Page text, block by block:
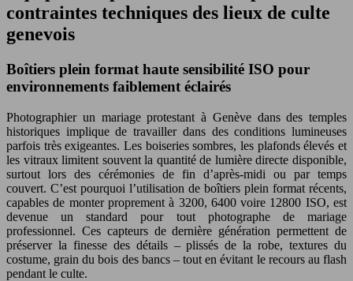
contraintes techniques des lieux de culte
genevois
Boîtiers plein format haute sensibilité ISO pour
environnements faiblement éclairés
Photographier un mariage protestant à Genève dans des temples
historiques implique de travailler dans des conditions lumineuses
parfois très exigeantes. Les boiseries sombres, les plafonds élevés et
les vitraux limitent souvent la quantité de lumière directe disponible,
surtout lors des cérémonies de fin d’après-midi ou par temps
couvert. C’est pourquoi l’utilisation de boîtiers plein format récents,
capables de monter proprement à 3200, 6400 voire 12800 ISO, est
devenue un standard pour tout photographe de mariage
professionnel. Ces capteurs de dernière génération permettent de
préserver la finesse des détails – plissés de la robe, textures du
costume, grain du bois des bancs – tout en évitant le recours au flash
pendant le culte.